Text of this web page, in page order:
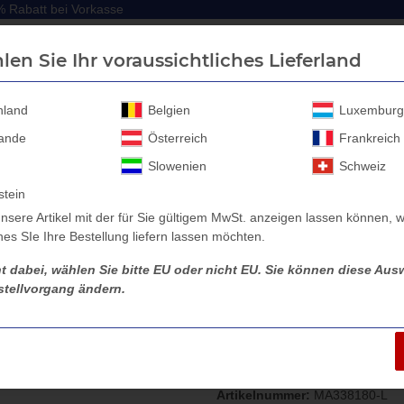
Rabatt bei Vorkasse
Rabatt bei Vorkasse
Laubgitter
Artikelnummer: MA338180-L
Sie Ihr voraussichtliches Lieferland
Belgien
Luxemburg
Österreich
Frankreich
Slowenien
Schweiz
Artikel mit der für Sie gültigem MwSt. anzeigen lassen können,
SIe Ihre Bestellung liefern lassen möchten.
dabei, wählen Sie bitte EU oder nicht EU. Sie können diese
ändern.